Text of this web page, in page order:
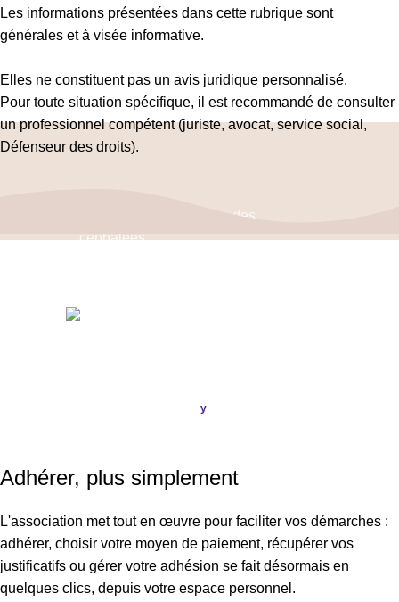
Les informations présentées dans cette rubrique sont
générales et à visée informative.
Elles ne constituent pas un avis juridique personnalisé.
Pour toute situation spécifique, il est recommandé de consulter
un professionnel compétent (juriste, avocat, service social,
Défenseur des droits).
y
Adhérer, plus simplement
L'association met tout en œuvre pour faciliter vos démarches :
adhérer, choisir votre moyen de paiement, récupérer vos
justificatifs ou gérer votre adhésion se fait désormais en
quelques clics, depuis votre espace personnel.